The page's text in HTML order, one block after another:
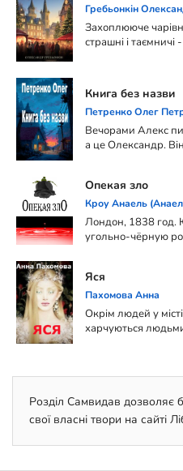
Гребьонкін
Захоплююче чарівні
страшні і
підстерігає людей
пошуки зниклого
що підстерігає в ...
Книга без назви
Петренко Олег
Вечорами Алекс
а це Олександр.
перетворюючись
час він розуміє, що
Опекая зло
Кроу Анаель
Лондон, 1838 год.
угольно-чёрную
подарка. Однако
его далеко за
современниками
Яся
Пахомова Анна
Окрім людей у місті
харчуються
Розділ Самвидав дозволяє
свої власні твори на сайті